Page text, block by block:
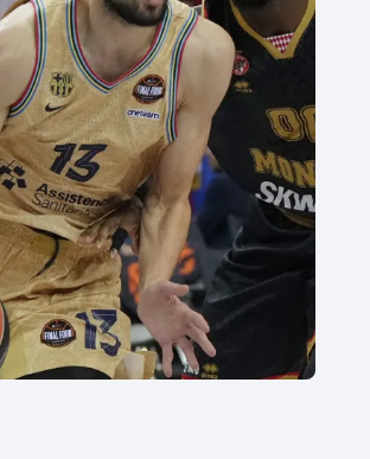
pětiboj
hry
Triatlon
Veslování
Vodní slalom
Volejbal
Ostatní